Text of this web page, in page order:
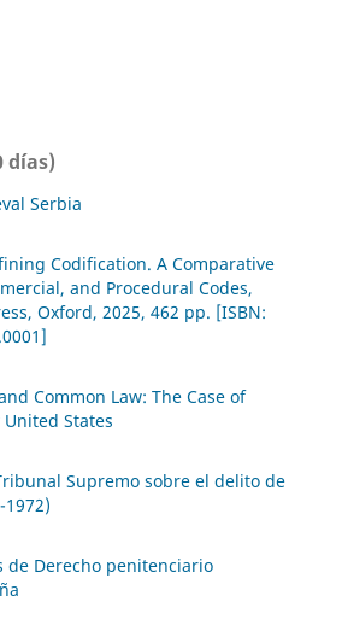
días)
Serbia
Codification. A Comparative
and Procedural Codes,
Oxford, 2025, 462 pp. [ISBN:
Common Law: The Case of
States
Supremo sobre el delito de
de Derecho penitenciario